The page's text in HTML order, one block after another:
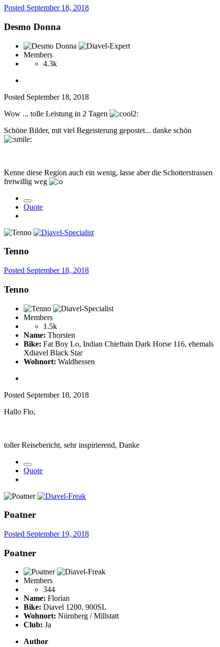
Posted September 18, 2018
Desmo Donna
Members
4.3k
Posted September 18, 2018
Wow ... tolle Leistung in 2 Tagen
Schöne Bilder, mit viel Begeisterung gepostet... danke schön
Kenne diese Region auch ein wenig, lasse aber die Schotterstrassen
freiwillig weg
Quote
Tenno
Posted September 18, 2018
Tenno
Members
1.5k
Name: Thorsten
Bike: Fat Boy Lo, Indian Chieftain Dark Horse 116, ehemals
Xdiavel Black Star
Wohnort: Waldhessen
Posted September 18, 2018
Hallo Flo,
toller Reisebericht, sehr inspirierend, Danke
Quote
Poatner
Posted September 19, 2018
Poatner
Members
344
Name: Florian
Bike: Diavel 1200, 900SL
Wohnort: Nürnberg / Millstatt
Club: Ja
Author